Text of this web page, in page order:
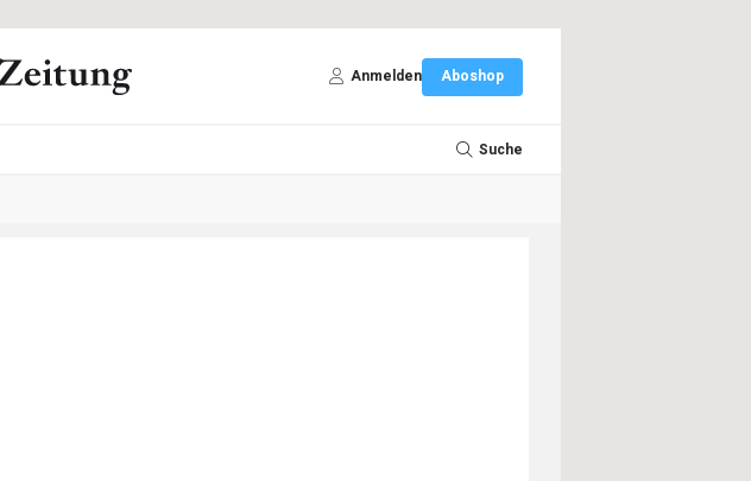
Anmelden Aboshop
Suche